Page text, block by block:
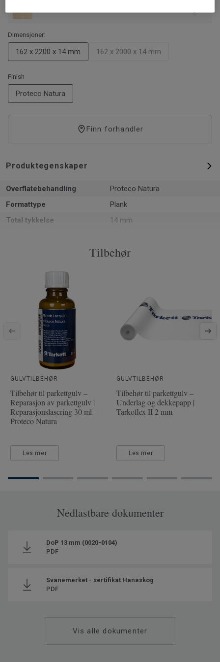
Dimensjoner:
162 x 2200 x 14 mm 162 x 2000 x 14 mm
Finish
Proteco Natura
Finn forhandler
Produktegenskaper
Overflatebehandling
Proteco Natura
Formattype
Plank
Total tykkelse
14 mm
Ja
Monteringsmetode
Artikkelnummer
7967908
Fasede kanter
Mini-Faset 2 kanter
Tykkelse slitesjikt
3.5 mm
Bredde
16.2 cm
Tilbehør
GULVTILBEHØR
Tilbehør til parkettgulv –
Reparasjon av parkettgulv |
Reparasjonslasering 30 ml -
Proteco Natura
Les mer
GULVTILBEHØR
Tilbehør til parkettgulv –
Underlag og dekkepapp |
Tarkoflex II 2 mm
Les mer
Nedlastbare dokumenter
DoP 13 mm (0020-0104)
PDF
Svanemerket - sertifikat Hanaskog
PDF
Vis alle dokumenter